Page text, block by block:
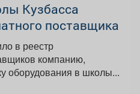
Кузбасса
поставщика
в реестр
компанию,
оборудования в школы...